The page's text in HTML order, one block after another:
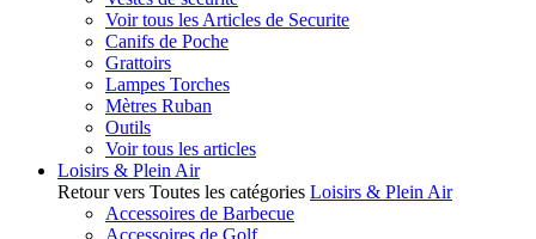
Voir tous les Articles de Securite
Canifs de Poche
Grattoirs
Lampes Torches
Mètres Ruban
Outils
Voir tous les articles
Loisirs & Plein Air
Retour vers Toutes les catégories Loisirs & Plein Air
Accessoires de Barbecue
Accessoires de Golf